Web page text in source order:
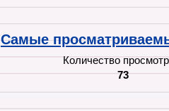
Самые
Количество
73